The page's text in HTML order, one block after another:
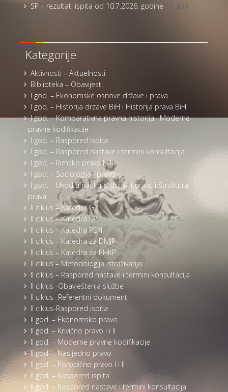
SP – rezultati ispita od 10.7.2026. godine
13. Jula
Kategorije
Aktivnosti – Aktuelnosti
Biblioteka – Obavijesti
I god. – Ekonomske osnove države i prava
I god. – Historija drzave BiH i Historija prava BiH
I god. – Komparativna pravna historija i Moderne
pravne kodifikacije
I god. – Raspored ispita
I god. – Raspored nastave i termini konsultacija
I god. – Rimsko pravo I i II
I god. – Sociologija i pravo
I god. – Uvod u nauku o državi i pravu i Struktura
prava
II ciklus – Katedra GP
II ciklus – Katedra KP
II ciklus – Katedra PEN
II ciklus – Katedra za DMJP
II ciklus – Katedra za PHKP
II ciklus – Metodologija istraživanja
II ciklus – Raspored nastave i termini konsultacija
II ciklus -Obavještenja službe
II ciklus- Referentni dokumenti
II ciklus-Raspored ispita
II god. – Ekonomsko pravo
II god. – Krivično pravo I i II
II god. – Moderne pravne kodifikacije
II god. – Nasljedno pravo
II god. – Porodično pravo I i II
II god. – Raspored ispita
II god. – Raspored nastave i termini konsultacija